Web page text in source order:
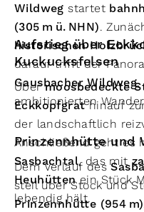
Wildweg startet
(305 m ü. NHN).
historischen
darauf trifft der
Gausbacher Wildweg,
ambitionierten
Aufstieg über
Kuckucksfelsen
Übermoosbedeckte
Eckkopfgrathinauf
der landschaftlich
Anschließend geht es
Sasbachtal, das mit
Heuhüttenein Stück
lebendig hält.
Prinzennhütte und
Dem Verlauf des
steil über Stock und
Prinzennhütte (954 m)